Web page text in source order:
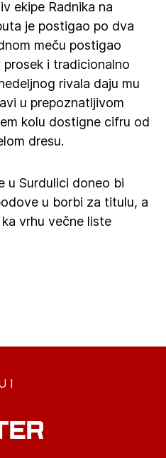
ekipe Radnika na
je postigao po dva
meču postigao
i tradicionalno
rivala daju mu
u prepoznatljivom
kolu dostigne cifru od
dresu.
u Surdulici doneo bi
u borbi za titulu, a
vrhu večne liste
I